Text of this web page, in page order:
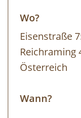
Wo?
Eisenstraße
Reichraming
Österreich
Wann?